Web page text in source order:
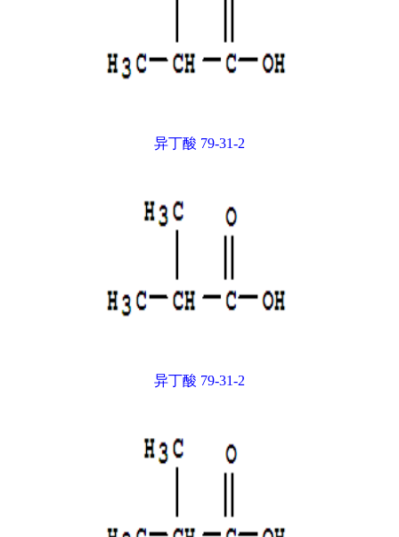
异丁酸 79-31-2
异丁酸 79-31-2